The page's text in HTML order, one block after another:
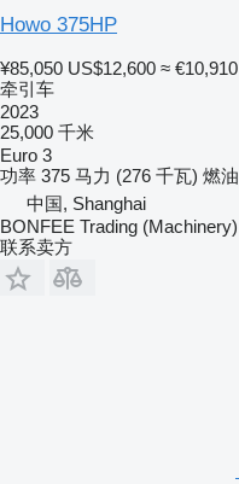
Howo 375HP
¥85,050 US$12,600 ≈ €10,910
牵引车
2023
25,000 千米
Euro 3
功率 375 马力 (276 千瓦) 燃油
中国, Shanghai
BONFEE Trading (Machinery)
联系卖方